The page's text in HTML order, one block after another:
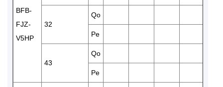
BFB-
FJZ-
V5HP
32
Qo
Pe
43
Qo
Pe